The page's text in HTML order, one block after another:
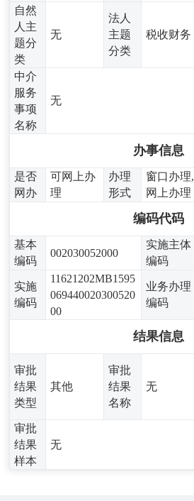
自然
人主
题分
类
无
法人
主题
分类
税收财务
中介
服务
事项
名称
无
办事信息
是否
网办
可网上办
理
办理
形式
窗口办理,
网上办理
编码代码
基本
编码
002030052000
实施主体
编码
实施
编码
11621202MB1595
069440020300520
00
业务办理
编码
结果信息
审批
结果
类型
其他
审批
结果
名称
无
审批
结果
样本
无